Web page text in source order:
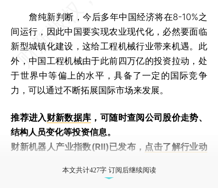
詹纯新判断，今后多年中国经济将在8-10%之
间运行，因此中国要实现农业现代化，必然要面临
新型城镇化建设，这给工程机械行业带来机遇。此
外，中国工程机械由于此前四万亿的投资拉动，处
于世界中等偏上的水平，具备了一定的国际竞争
力，可以通过不断拓展国际市场来发展。
推荐进入财新数据库 ，可随时查阅公司股价走势、
结构人员变化等投资信息。
财新机器人产业指数(RII)已发布， 点击了解行业动
本文共计427字 订阅后继续阅读